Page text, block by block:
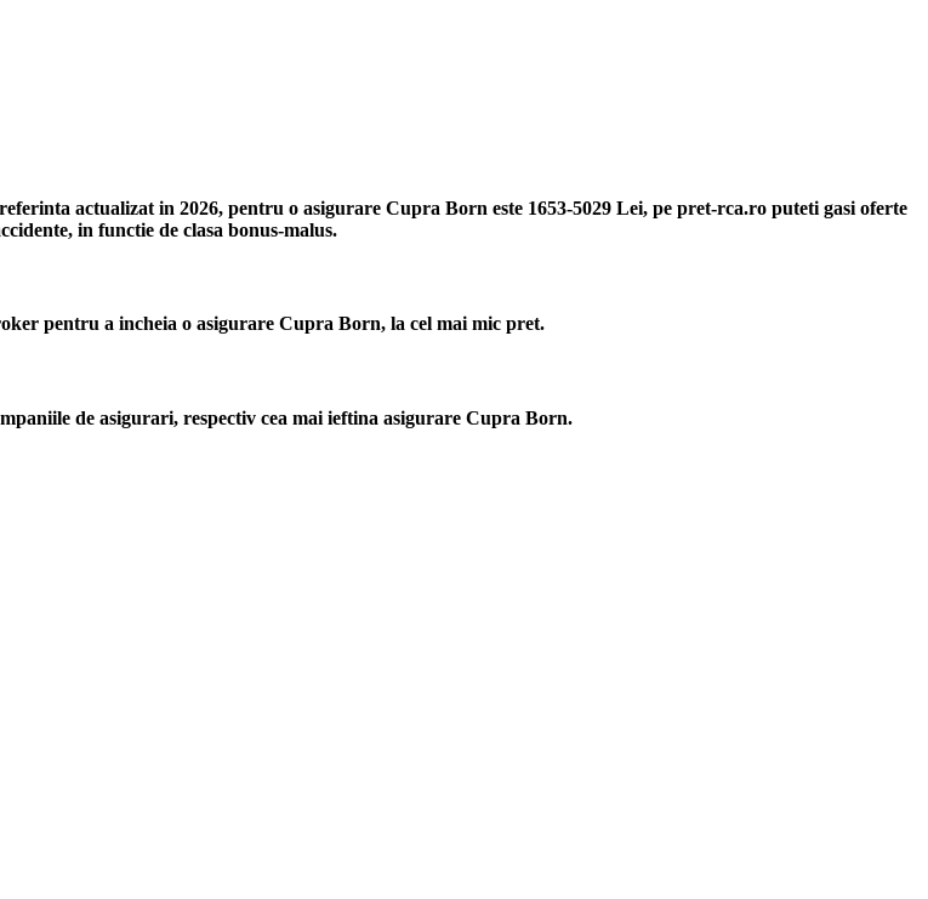
actualizat in 2026, pentru o asigurare Cupra Born este 1653-5029 Lei, pe pret-rca.ro puteti gasi oferte
in functie de clasa bonus-malus.
pentru a incheia o asigurare Cupra Born, la cel mai mic pret.
de asigurari, respectiv cea mai ieftina asigurare Cupra Born.